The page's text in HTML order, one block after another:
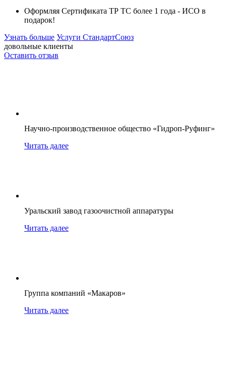
Оформляя Сертификата ТР ТС более 1 года - ИСО в
подарок!
Узнать больше Услуги СтандартСоюз
довольные клиенты
Оставить отзыв
Научно-производственное общество «Гидроп-Руфинг»
Читать далее
Уральский завод газоочистной аппаратуры
Читать далее
Группа компаний «Макаров»
Читать далее